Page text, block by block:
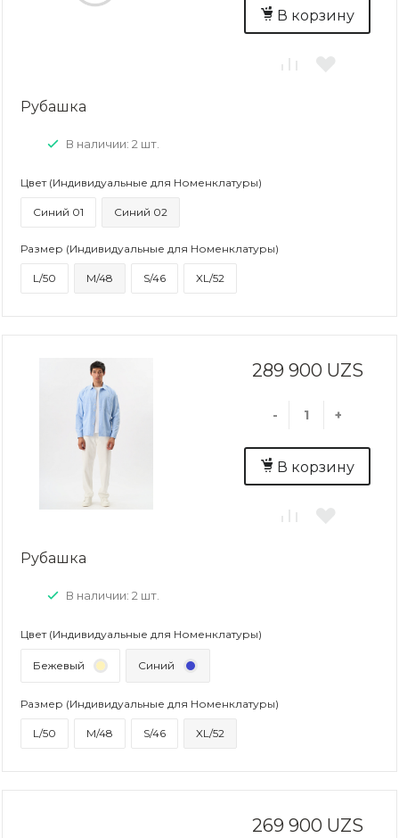
В корзину
Рубашка
В наличии: 2 шт.
Цвет (Индивидуальные для Номенклатуры)
Синий 01 Синий 02
Размер (Индивидуальные для Номенклатуры)
L/50 M/48 S/46 XL/52
289 900 UZS
- +
В корзину
Рубашка
В наличии: 2 шт.
Цвет (Индивидуальные для Номенклатуры)
Бежевый Синий
Размер (Индивидуальные для Номенклатуры)
L/50 M/48 S/46 XL/52
269 900 UZS